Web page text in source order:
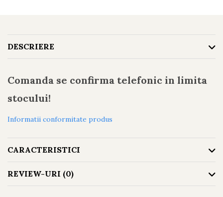
DESCRIERE
Comanda se confirma telefonic in limita
stocului!
Informatii conformitate produs
CARACTERISTICI
REVIEW-URI (0)